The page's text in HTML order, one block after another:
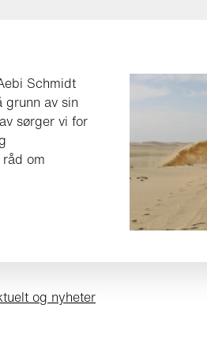
Schmidt
av sin
sørger vi for
om
og nyheter